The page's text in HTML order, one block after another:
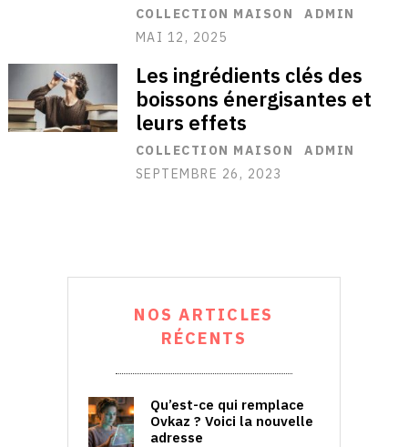
COLLECTION MAISON
ADMIN
MAI 12, 2025
Les ingrédients clés des
boissons énergisantes et
leurs effets
COLLECTION MAISON
ADMIN
SEPTEMBRE 26, 2023
NOS ARTICLES
RÉCENTS
Qu’est-ce qui remplace
Ovkaz ? Voici la nouvelle
adresse